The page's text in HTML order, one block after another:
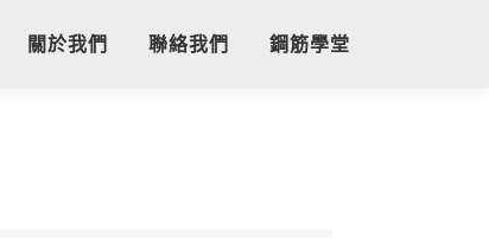
關於我們 聯絡我們 鋼筋學堂